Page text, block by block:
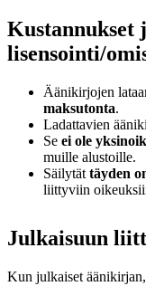
Kustannukset
lisensointi/
Äänikirjojen
maksutonta.
Ladattavien
Se ei ole
muille alustoille.
Säilytät täyden
liittyviin
Julkaisuun
Kun julkaiset